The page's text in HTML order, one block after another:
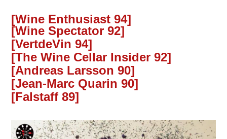
[Wine Enthusiast 94]
[Wine Spectator 92]
[VertdeVin 94]
[The Wine Cellar Insider 92]
[Andreas Larsson 90]
[Jean-Marc Quarin 90]
[Falstaff 89]